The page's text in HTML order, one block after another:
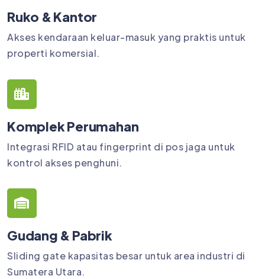
Ruko & Kantor
Akses kendaraan keluar-masuk yang praktis untuk
properti komersial.
Komplek Perumahan
Integrasi RFID atau fingerprint di pos jaga untuk
kontrol akses penghuni.
Gudang & Pabrik
Sliding gate kapasitas besar untuk area industri di
Sumatera Utara.